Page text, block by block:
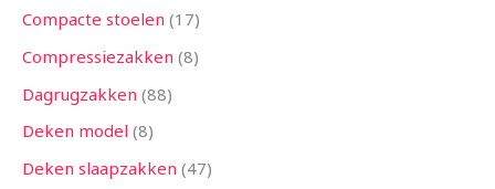
Compacte stoelen 17
Compressiezakken 8
Dagrugzakken 88
Deken model 8
Deken slaapzakken 47